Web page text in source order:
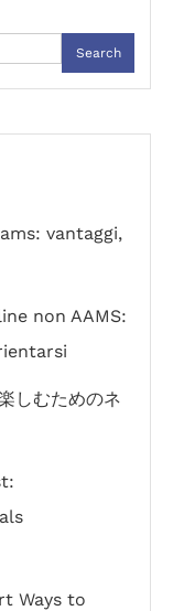
Search
vantaggi,
non AAMS:
しむためのネ
Ways to